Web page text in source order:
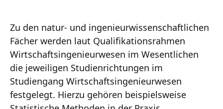
Zu den natur‐ und ingenieurwissenschaftlichen
Fächer werden laut Qualifikationsrahmen
Wirtschaftsingenieurwesen im Wesentlichen
die jeweiligen Studienrichtungen im
Studiengang Wirtschaftsingenieurwesen
festgelegt. Hierzu gehören beispielsweise